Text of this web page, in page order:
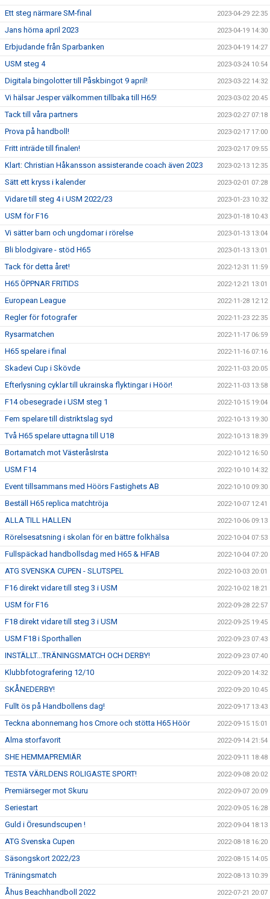
Ett steg närmare SM-final 2023-04-29 22:35
Jans hörna april 2023 2023-04-19 14:30
Erbjudande från Sparbanken 2023-04-19 14:27
USM steg 4 2023-03-24 10:54
Digitala bingolotter till Påskbingot 9 april! 2023-03-22 14:32
Vi hälsar Jesper välkommen tillbaka till H65! 2023-03-02 20:45
Tack till våra partners 2023-02-27 07:18
Prova på handboll! 2023-02-17 17:00
Fritt inträde till finalen! 2023-02-17 09:55
Klart: Christian Håkansson assisterande coach även 2023 2023-02-13 12:35
Sätt ett kryss i kalender 2023-02-01 07:28
Vidare till steg 4 i USM 2022/23 2023-01-23 10:32
USM för F16 2023-01-18 10:43
Vi sätter barn och ungdomar i rörelse 2023-01-13 13:04
Bli blodgivare - stöd H65 2023-01-13 13:01
Tack för detta året! 2022-12-31 11:59
H65 ÖPPNAR FRITIDS 2022-12-21 13:01
European League 2022-11-28 12:12
Regler för fotografer 2022-11-23 22:35
Rysarmatchen 2022-11-17 06:59
H65 spelare i final 2022-11-16 07:16
Skadevi Cup i Skövde 2022-11-03 20:05
Efterlysning cyklar till ukrainska flyktingar i Höör! 2022-11-03 13:58
F14 obesegrade i USM steg 1 2022-10-15 19:04
Fem spelare till distriktslag syd 2022-10-13 19:30
Två H65 spelare uttagna till U18 2022-10-13 18:39
Bortamatch mot VästeråsIrsta 2022-10-12 16:50
USM F14 2022-10-10 14:32
Event tillsammans med Höörs Fastighets AB 2022-10-10 09:30
Beställ H65 replica matchtröja 2022-10-07 12:41
ALLA TILL HALLEN 2022-10-06 09:13
Rörelsesatsning i skolan för en bättre folkhälsa 2022-10-04 07:53
Fullspäckad handbollsdag med H65 & HFAB 2022-10-04 07:20
ATG SVENSKA CUPEN - SLUTSPEL 2022-10-03 20:01
F16 direkt vidare till steg 3 i USM 2022-10-02 18:21
USM för F16 2022-09-28 22:57
F18 direkt vidare till steg 3 i USM 2022-09-25 19:45
USM F18 i Sporthallen 2022-09-23 07:43
INSTÄLLT...TRÄNINGSMATCH OCH DERBY! 2022-09-23 07:40
Klubbfotografering 12/10 2022-09-20 14:32
SKÅNEDERBY! 2022-09-20 10:45
Fullt ös på Handbollens dag! 2022-09-17 13:43
Teckna abonnemang hos Cmore och stötta H65 Höör 2022-09-15 15:01
Alma storfavorit 2022-09-14 21:54
SHE HEMMAPREMIÄR 2022-09-11 18:48
TESTA VÄRLDENS ROLIGASTE SPORT! 2022-09-08 20:02
Premiärseger mot Skuru 2022-09-07 20:09
Seriestart 2022-09-05 16:28
Guld i Öresundscupen ! 2022-09-04 18:13
ATG Svenska Cupen 2022-08-18 16:20
Säsongskort 2022/23 2022-08-15 14:05
Träningsmatch 2022-08-13 10:39
Åhus Beachhandboll 2022 2022-07-21 20:07